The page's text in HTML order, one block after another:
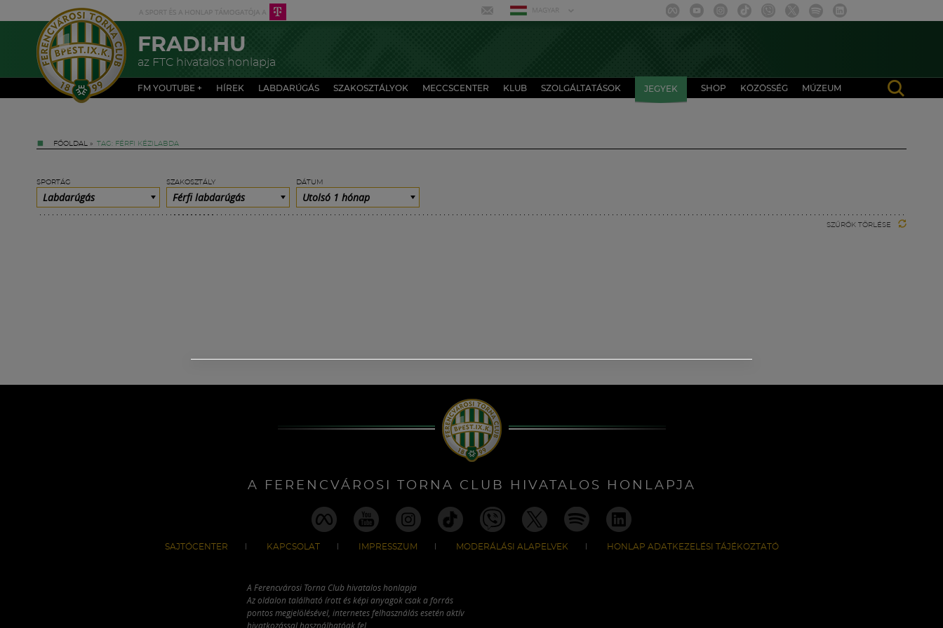
MAGYAR
FRADI.HU
az FTC hivatalos honlapja
FM YOUTUBE + HÍREK LABDARÚGÁS SZAKOSZTÁLYOK MECCSCENTER KLUB SZOLGÁLTATÁSOK JEGYEK SHOP KÖZÖSSÉG MÚZEUM
FŐOLDAL » TAG: FÉRFI KÉZILABDA
SPORTÁG
Labdarúgás
SZAKOSZTÁLY
Férfi labdarúgás
DÁTUM
Utolsó 1 hónap
SZŰRŐK TÖRLÉSE
A FERENCVÁROSI TORNA CLUB HIVATALOS HONLAPJA
SAJTÓCENTER KAPCSOLAT IMPRESSZUM MODERÁLÁSI ALAPELVEK HONLAP ADATKEZELÉSI TÁJÉKOZTATÓ
A Ferencvárosi Torna Club hivatalos honlapja
Az oldalon található írott és képi anyagok csak a forrás
pontos megjelölésével, internetes felhasználás esetén aktív
hivatkozással használhatóak fel.